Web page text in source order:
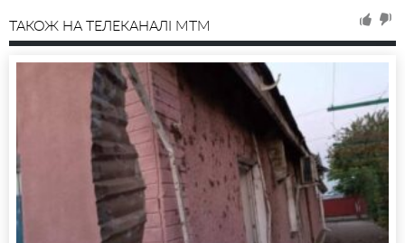
ТАКОЖ НА ТЕЛЕКАНАЛІ MTM